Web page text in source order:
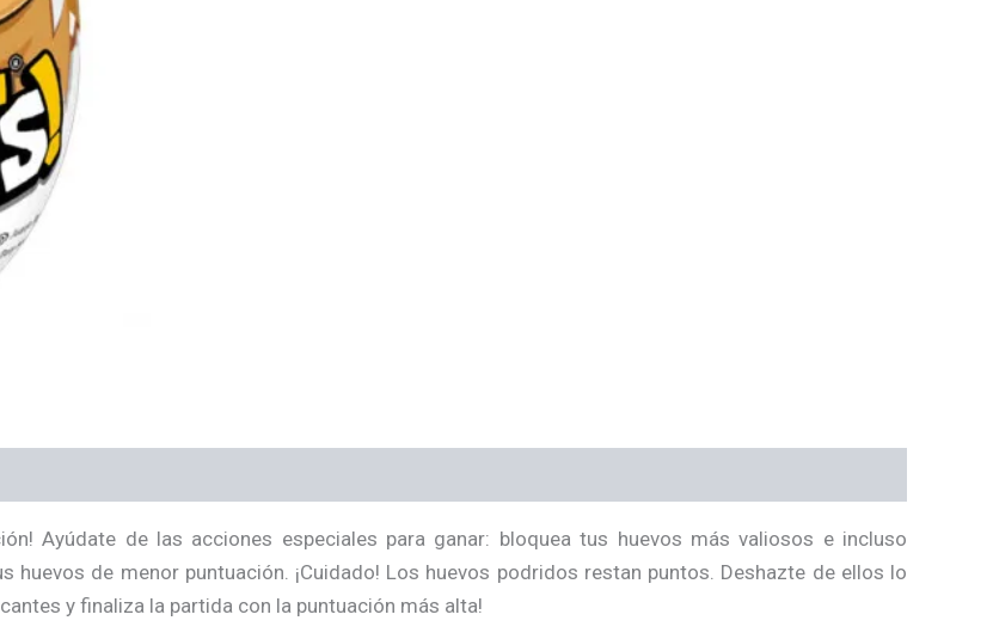
Ayúdate de las acciones especiales para ganar: bloquea tus huevos más valiosos e incluso
de menor puntuación. ¡Cuidado! Los huevos podridos restan puntos. Deshazte de ellos lo
y finaliza la partida con la puntuación más alta!